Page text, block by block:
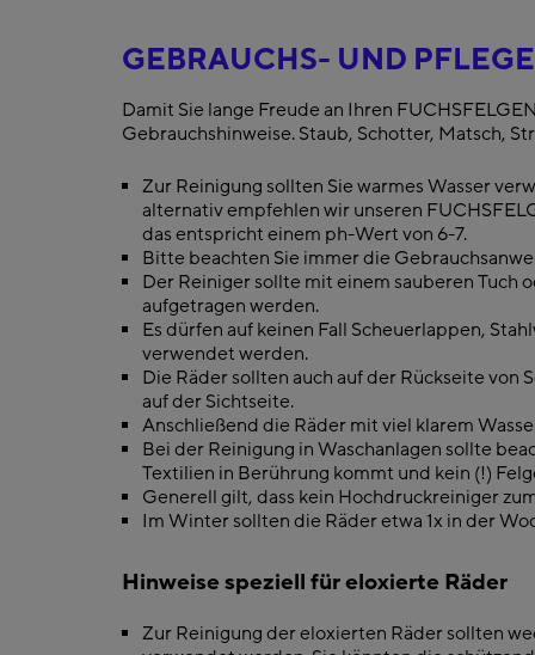
GEBRAUCHS- UND
Damit Sie lange Freude an Ihren
Gebrauchshinweise. Staub, Schotter, Matsch,
Zur Reinigung sollten Sie warmes Wasser
alternativ empfehlen wir un­seren
das entspricht einem ph-Wert von 6-7.
Bitte beachten Sie immer die
Der Reiniger sollte mit einem sauberen Tuch
aufgetragen werden.
Es dürfen auf keinen Fall Scheuerlappen,
verwendet werden.
Die Räder sollten auch auf der Rückseite
auf der Sichtseite.
Anschließend die Räder mit viel klarem
Bei der Reinigung in Waschanlagen sollte
Textilien in Berührung kommt und kein (!)
Generell gilt, dass kein Hochdruckreiniger
Im Winter sollten die Räder etwa 1x in der
Hinweise speziell für eloxierte Räder
Zur Reinigung der eloxierten Räder sollten